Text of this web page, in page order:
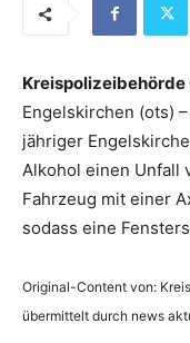
Engelskirchen (ots)
jähriger
Alkohol einen Unfall
Fahrzeug mit einer
sodass eine
Original-Content von:
übermittelt durch news